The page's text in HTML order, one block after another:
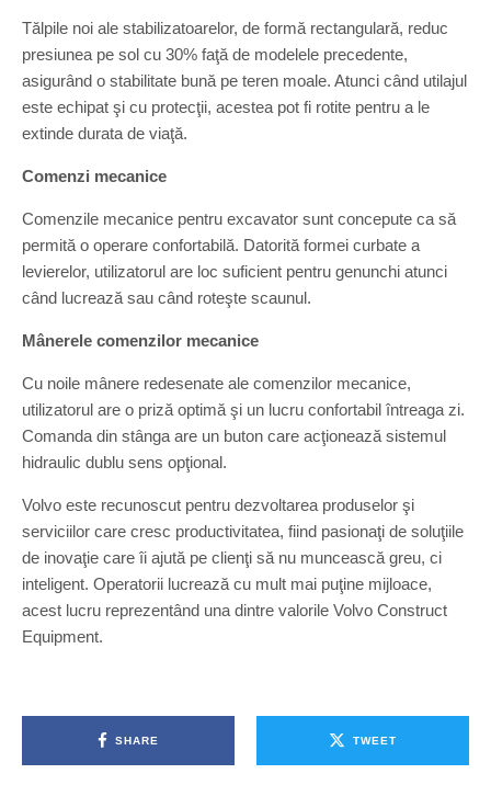
Tălpile noi ale stabilizatoarelor, de formă rectangulară, reduc
presiunea pe sol cu 30% faţă de modelele precedente,
asigurând o stabilitate bună pe teren moale. Atunci când utilajul
este echipat şi cu protecţii, acestea pot fi rotite pentru a le
extinde durata de viaţă.
Comenzi mecanice
Comenzile mecanice pentru excavator sunt concepute ca să
permită o operare confortabilă. Datorită formei curbate a
levierelor, utilizatorul are loc suficient pentru genunchi atunci
când lucrează sau când roteşte scaunul.
Mânerele comenzilor mecanice
Cu noile mânere redesenate ale comenzilor mecanice,
utilizatorul are o priză optimă şi un lucru confortabil întreaga zi.
Comanda din stânga are un buton care acţionează sistemul
hidraulic dublu sens opţional.
Volvo este recunoscut pentru dezvoltarea produselor şi
serviciilor care cresc productivitatea, fiind pasionaţi de soluţiile
de inovaţie care îi ajută pe clienţi să nu muncească greu, ci
inteligent. Operatorii lucrează cu mult mai puţine mijloace,
acest lucru reprezentând una dintre valorile Volvo Construct
Equipment.
SHARE TWEET